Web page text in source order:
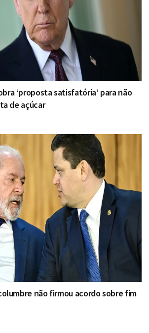
‘proposta satisfatória’ para não
de açúcar
não firmou acordo sobre fim